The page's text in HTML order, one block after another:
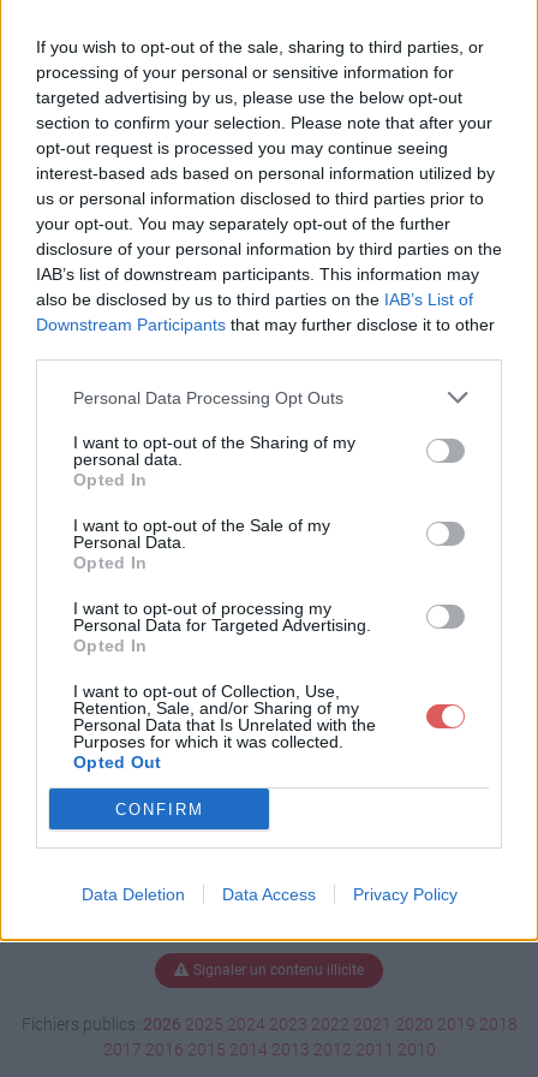
If you wish to opt-out of the sale, sharing to third parties, or
processing of your personal or sensitive information for
targeted advertising by us, please use the below opt-out
section to confirm your selection. Please note that after your
opt-out request is processed you may continue seeing
interest-based ads based on personal information utilized by
us or personal information disclosed to third parties prior to
your opt-out. You may separately opt-out of the further
disclosure of your personal information by third parties on the
IAB’s list of downstream participants. This information may
also be disclosed by us to third parties on the IAB’s List of
Downstream Participants that may further disclose it to other
Personal Data Processing Opt Outs
I want to opt-out of the Sharing of my
personal data.
Opted In
I want to opt-out of the Sale of my
Personal Data.
Opted In
I want to opt-out of processing my
Personal Data for Targeted Advertising.
Opted In
I want to opt-out of Collection, Use,
Retention, Sale, and/or Sharing of my
Personal Data that Is Unrelated with the
Purposes for which it was collected.
Opted Out
CONFIRM
Data Deletion Data Access Privacy Policy
l'envoi du fichier
Page de téléchargement
https://www.petit-fichier.fr/2017/12/02/sans-titre-1/ Copier
Partager le fichier Sans titre-
1.psd sur le Web et les réseaux
sociaux:
Télécharger le fichier Sans titre-1.
psd
Télécharger Sans titre-1.psd
Télécharger le fichier (1.7 Mo)
Signaler un contenu illicite
Fichiers publics: 2026 2025 2024 2023 2022 2021 2020 2019 2018
2017 2016 2015 2014 2013 2012 2011 2010